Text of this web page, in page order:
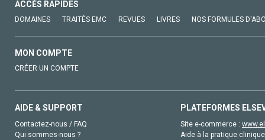
ACCÈS RAPIDES
DOMAINES TRAITÉS EMC REVUES LIVRES NOS FORMULES
MON COMPTE
CRÉER UN COMPTE
AIDE & SUPPORT
Contactez-nous / FAQ
Qui sommes-nous ?
PLATEFORMES
Site e-commerce :
Aide à la pratique